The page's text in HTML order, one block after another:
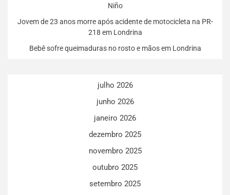
Niño
Jovem de 23 anos morre após acidente de motocicleta na PR-
218 em Londrina
Bebê sofre queimaduras no rosto e mãos em Londrina
julho 2026
junho 2026
janeiro 2026
dezembro 2025
novembro 2025
outubro 2025
setembro 2025